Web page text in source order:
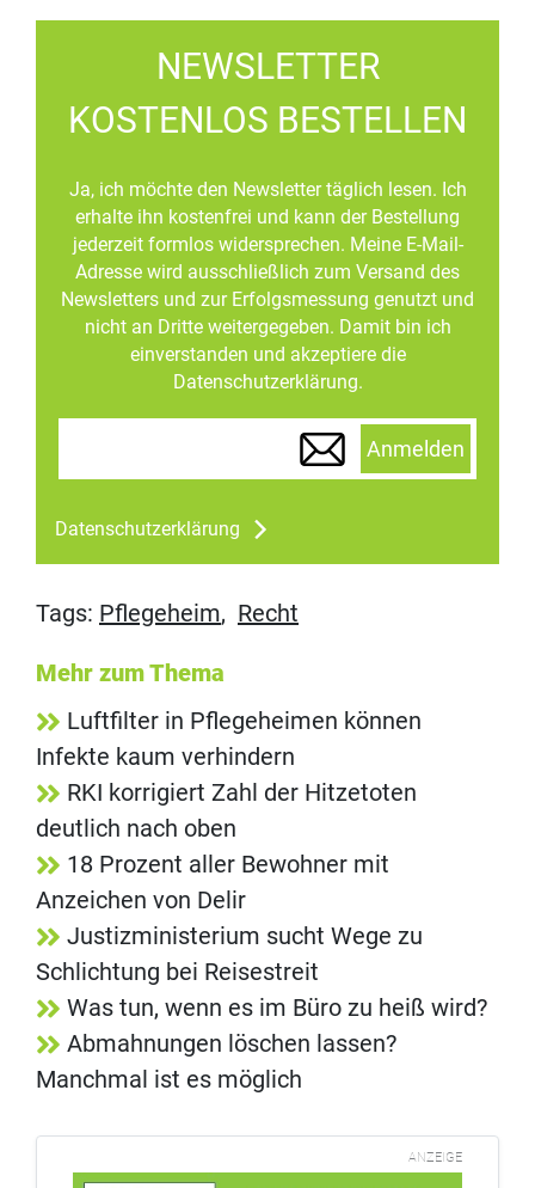
NEWSLETTER
KOSTENLOS BESTELLEN
Ja, ich möchte den Newsletter täglich lesen. Ich
erhalte ihn kostenfrei und kann der Bestellung
jederzeit formlos widersprechen. Meine E-Mail-
Adresse wird ausschließlich zum Versand des
Newsletters und zur Erfolgsmessung genutzt und
nicht an Dritte weitergegeben. Damit bin ich
einverstanden und akzeptiere die
Datenschutzerklärung.
Anmelden
Datenschutzerklärung
Tags: Pflegeheim, Recht
Mehr zum Thema
Luftfilter in Pflegeheimen können
Infekte kaum verhindern
RKI korrigiert Zahl der Hitzetoten
deutlich nach oben
18 Prozent aller Bewohner mit
Anzeichen von Delir
Justizministerium sucht Wege zu
Schlichtung bei Reisestreit
Was tun, wenn es im Büro zu heiß wird?
Abmahnungen löschen lassen?
Manchmal ist es möglich
ANZEIGE